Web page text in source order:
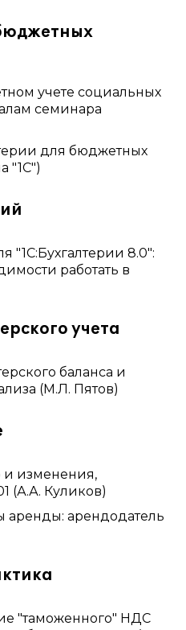
учете социальных
семинара
для бюджетных
"1С")
"1С:Бухгалтерии 8.0":
работать в
учета
баланса и
(М.Л. Пятов)
и изменения,
(А.А. Куликов)
аренды: арендодатель
"таможенного" НДС